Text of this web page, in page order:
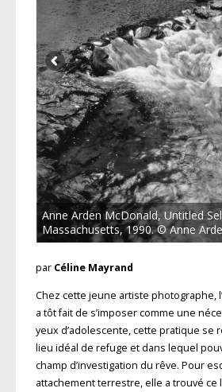
Anne Arden McDonald, Untitled
Massachusetts, 1990. © Anne
par Céline Mayrand
Chez cette jeune artiste photographe,
a tôt fait de s’imposer comme une
yeux d’adolescente, cette pratique se
lieu idéal de refuge et dans lequel
champ d’investigation du rêve. Pour
attachement terrestre, elle a trouvé ce